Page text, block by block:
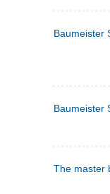
Baumeister
Baumeister
The master